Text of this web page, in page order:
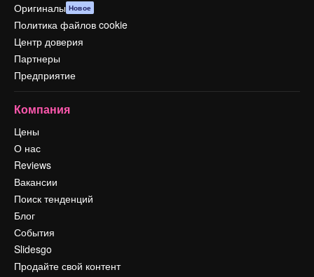
Оригиналы Новое
Политика файлов cookie
Центр доверия
Партнеры
Предприятие
Компания
Цены
О нас
Reviews
Вакансии
Поиск тенденций
Блог
События
Slidesgo
Продайте свой контент